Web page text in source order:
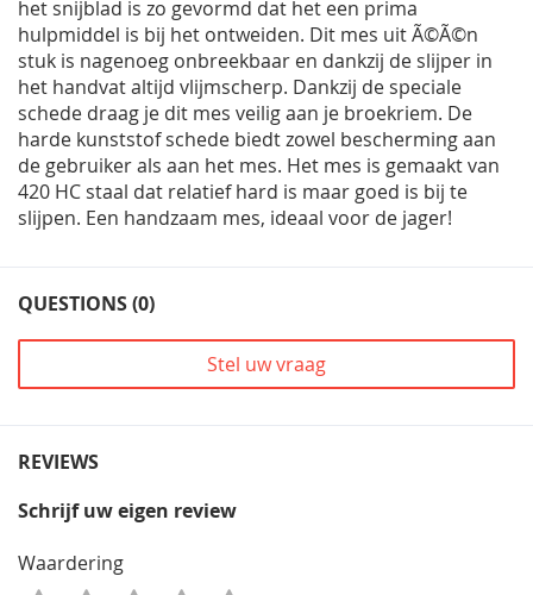
het snijblad is zo gevormd dat het een prima
hulpmiddel is bij het ontweiden. Dit mes uit Ã©Ã©n
stuk is nagenoeg onbreekbaar en dankzij de slijper in
het handvat altijd vlijmscherp. Dankzij de speciale
schede draag je dit mes veilig aan je broekriem. De
harde kunststof schede biedt zowel bescherming aan
de gebruiker als aan het mes. Het mes is gemaakt van
420 HC staal dat relatief hard is maar goed is bij te
slijpen. Een handzaam mes, ideaal voor de jager!
QUESTIONS (0)
Stel uw vraag
REVIEWS
Schrijf uw eigen review
Waardering